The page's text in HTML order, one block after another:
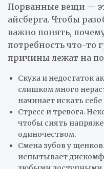
Порванные вещи —
айсберга. Чтобы
важно понять,
потребность что-то
причины лежат на
Скука и недостаток
слишком много
начинает искать
Стресс и тревога.
чтобы снять
одиночеством.
Смена зубов у
испытывает